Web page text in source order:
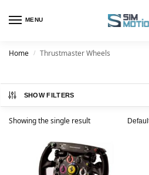
MENU
Home / Thrustmaster Wheels
SHOW FILTERS
Showing the single result